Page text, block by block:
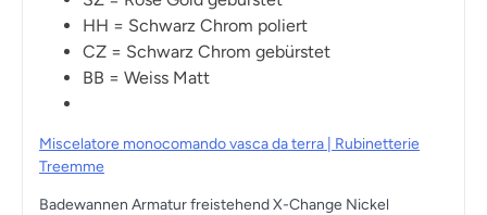
HH = Schwarz Chrom poliert
CZ = Schwarz Chrom gebürstet
BB = Weiss Matt
Miscelatore monocomando vasca da terra | Rubinetterie
Treemme
Badewannen Armatur freistehend X-Change Nickel